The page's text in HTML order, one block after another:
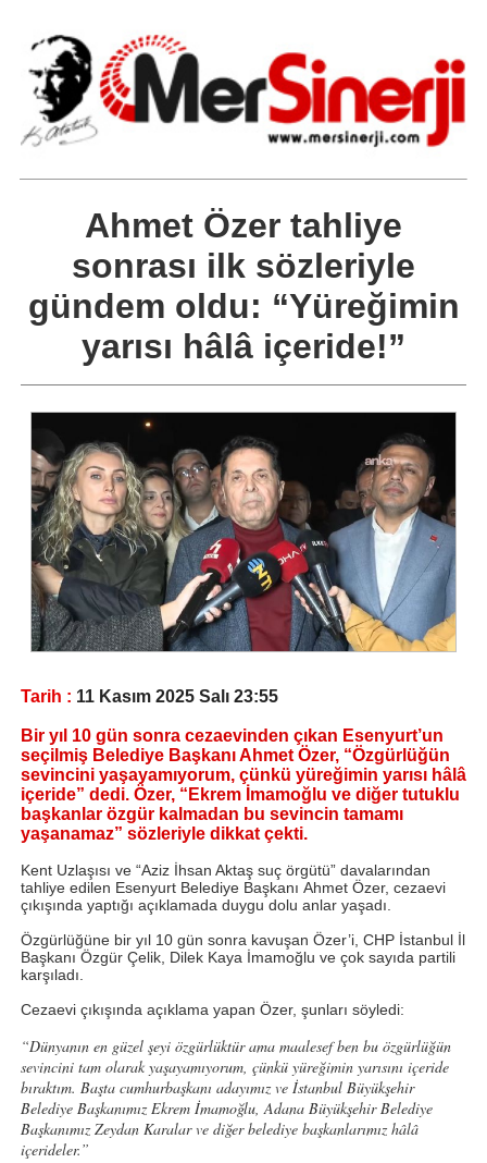
Ahmet Özer tahliye
sonrası ilk sözleriyle
gündem oldu: “Yüreğimin
yarısı hâlâ içeride!”
Tarih : 11 Kasım 2025 Salı 23:55
Bir yıl 10 gün sonra cezaevinden çıkan Esenyurt’un
seçilmiş Belediye Başkanı Ahmet Özer, “Özgürlüğün
sevincini yaşayamıyorum, çünkü yüreğimin yarısı hâlâ
içeride” dedi. Özer, “Ekrem İmamoğlu ve diğer tutuklu
başkanlar özgür kalmadan bu sevincin tamamı
yaşanamaz” sözleriyle dikkat çekti.
Kent Uzlaşısı ve “Aziz İhsan Aktaş suç örgütü” davalarından
tahliye edilen Esenyurt Belediye Başkanı Ahmet Özer, cezaevi
çıkışında yaptığı açıklamada duygu dolu anlar yaşadı.
Özgürlüğüne bir yıl 10 gün sonra kavuşan Özer’i, CHP İstanbul İl
Başkanı Özgür Çelik Dilek Kaya İmamoğlu ve çok sayıda partili
karşıladı.
Cezaevi çıkışında açıklama yapan Özer, şunları söyledi:
“Dünyanın en güzel şeyi özgürlüktür ama maalesef ben bu özgürlüğün
sevincini tam olarak yaşayamıyorum, çünkü yüreğimin yarısını içeride
bıraktım. Başta cumhurbaşkanı adayımız ve İstanbul Büyükşehir
Belediye Başkanımız Ekrem İmamoğlu, Adana Büyükşehir Belediye
Başkanımız Zeydan Karalar ve diğer belediye başkanlarımız hâlâ
içerideler.”